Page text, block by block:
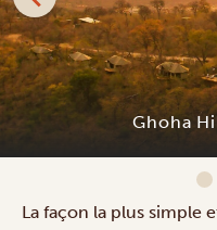
Ghoha
La façon la plus simple